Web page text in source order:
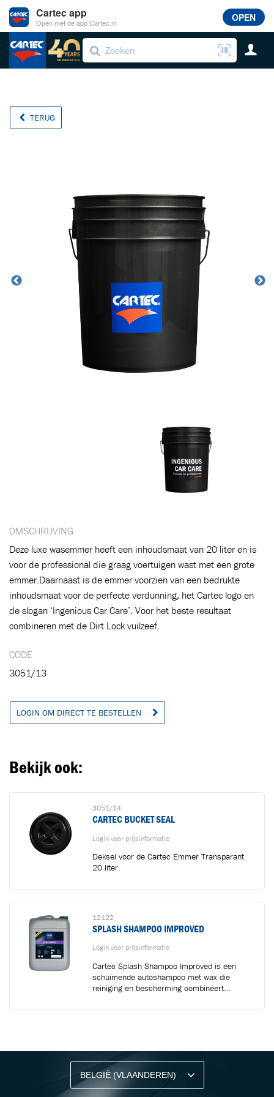
TERUG
OMSCHRIJVING
Deze luxe wasemmer heeft een inhoudsmaat van 20 liter en is
voor de professional die graag voertuigen wast met een grote
emmer.Daarnaast is de emmer voorzien van een bedrukte
inhoudsmaat voor de perfecte verdunning, het Cartec logo en
de slogan ‘Ingenious Car Care’. Voor het beste resultaat
combineren met de Dirt Lock vuilzeef.
CODE
3051/13
LOGIN OM DIRECT TE BESTELLEN
Bekijk ook:
3051/14
CARTEC BUCKET SEAL
Login voor prijsinformatie
Deksel voor de Cartec Emmer Transparant
20 liter.
12122
SPLASH SHAMPOO IMPROVED
Login voor prijsinformatie
Cartec Splash Shampoo Improved is een
schuimende autoshampoo met wax die
reiniging en bescherming combineert...
Toegevoegd aan winkelwagen
VERDER WINKELEN Ga naar winkelwagen
Ontvang vakgerelateerde tips,
aanbiedingen en productupdates van Cartec.
Cartec app
Open met de app Cartec.nl OPEN